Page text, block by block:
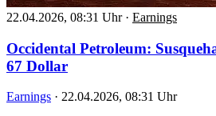
22.04.2026, 08:31 Uhr · Earnings
Occidental Petroleum:
67 Dollar
Earnings · 22.04.2026, 08:31 Uhr